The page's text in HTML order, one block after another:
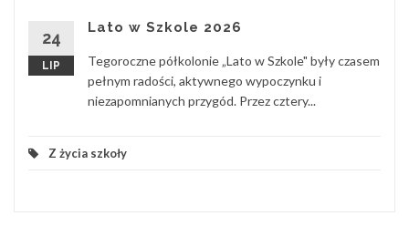
24
LIP
Lato w Szkole 2026
Tegoroczne półkolonie „Lato w Szkole" były czasem
pełnym radości, aktywnego wypoczynku i
niezapomnianych przygód. Przez cztery...
Z życia szkoły